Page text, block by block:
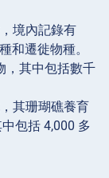
境內記錄有
和遷徙物種。
，其中包括數千
其珊瑚礁養育
包括 4,000 多